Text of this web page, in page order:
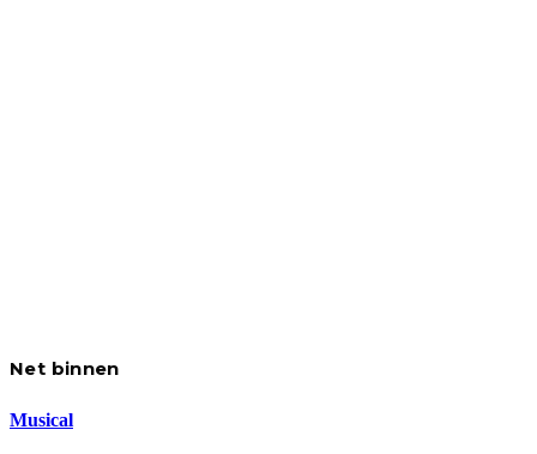
Net binnen
Musical